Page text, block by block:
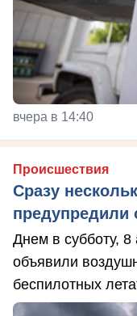
вчера в 14:40
Происшествия
Сразу
предупредили
Днем в субботу, 8
объявили
беспилотных